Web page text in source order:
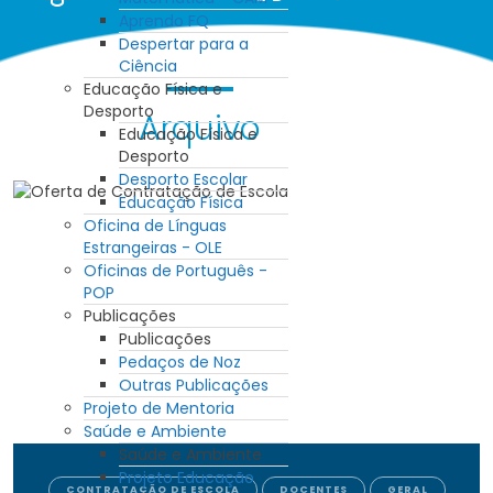
Aprendo FQ
Despertar para a
Ciência
Educação Física e
Desporto
Educação Física e
Desporto
Desporto Escolar
Educação Física
Oficina de Línguas
Estrangeiras - OLE
Oficinas de Português -
POP
Publicações
Publicações
Pedaços de Noz
Outras Publicações
Projeto de Mentoria
Saúde e Ambiente
Saúde e Ambiente
Projeto Educação
Arquivo
CONTRATAÇÃO DE ESCOLA DOCENTES GERAL